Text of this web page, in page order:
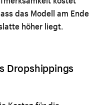
das Modell am Ende
höher liegt.
Dropshippings